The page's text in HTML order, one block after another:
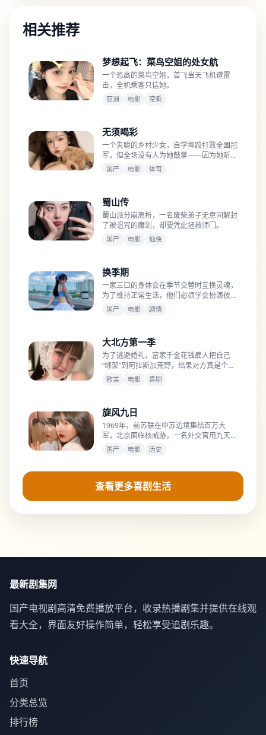
相关推荐
梦想起飞：菜鸟空姐的处女航
一个恐高的菜鸟空姐，首飞当天飞机遭雷
击，全机乘客只信她。
亚洲 电影 空乘
无须喝彩
一个失聪的乡村少女，自学摔跤打败全国冠
军，但全场没有人为她鼓掌——因为她听不
见。
国产 电影 体育
蜀山传
蜀山派分崩离析，一名废柴弟子无意间解封
了被诅咒的魔剑，却要凭此拯救师门。
国产 电影 仙侠
换季期
一家三口的身体会在季节交替时互换灵魂，
为了维持正常生活，他们必须学会扮演彼
此。
国产 电影 剧情
大北方第一季
为了逃避婚礼，富家千金花钱雇人把自己
“绑架”到阿拉斯加荒野，结果对方真是个暴
风雪中的逃犯。
欧美 电影 喜剧
旋风九日
1969年，前苏联在中苏边境集结百万大
军，北京面临核威胁，一名外交官用九天扭
转乾坤。
国产 电影 历史
查看更多喜剧生活
最新剧集网
国产电视剧高清免费播放平台，收录热播剧集并提供在线观
看大全，界面友好操作简单，轻松享受追剧乐趣。
快速导航
首页
分类总览
排行榜